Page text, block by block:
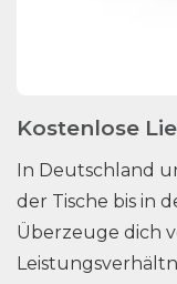
Kostenlose
In Deutschland
der Tische bis in
Überzeuge dich